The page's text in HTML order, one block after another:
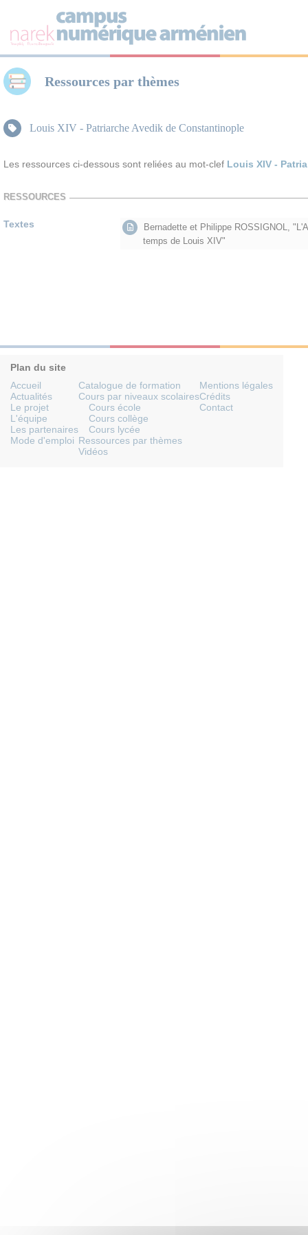
Ressources par thèmes
Louis XIV - Patriarche Avedik de Constantinople
Les ressources ci-dessous sont reliées au mot-clef Louis XIV -
RESSOURCES
Textes
Bernadette et Philippe ROSSIGNOL,
temps de Louis XIV"
Plan du site
Accueil
Actualités
Le projet
L'équipe
Les partenaires
Mode d'emploi
Catalogue de formation
Cours par niveaux scolaires
Cours école
Cours collège
Cours lycée
Ressources par thèmes
Vidéos
Mentions légales
Crédits
Contact